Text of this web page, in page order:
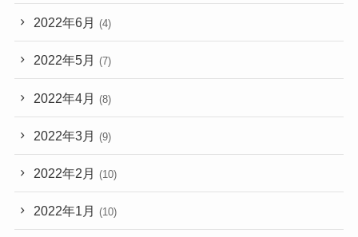
2022年6月 (4)
2022年5月 (7)
2022年4月 (8)
2022年3月 (9)
2022年2月 (10)
2022年1月 (10)